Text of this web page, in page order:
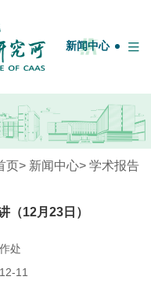
新闻中心
页> 新闻中心> 学术报告
（12月23日）
处
11